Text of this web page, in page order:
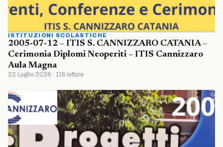
ISTITUZIONI SCOLASTICHE
2005-07-12 – ITIS S. CANNIZZARO CATANIA –
Cerimonia Diplomi Neoperiti – ITIS Cannizzaro
Aula Magna
22 Luglio 2026 · 116 letture